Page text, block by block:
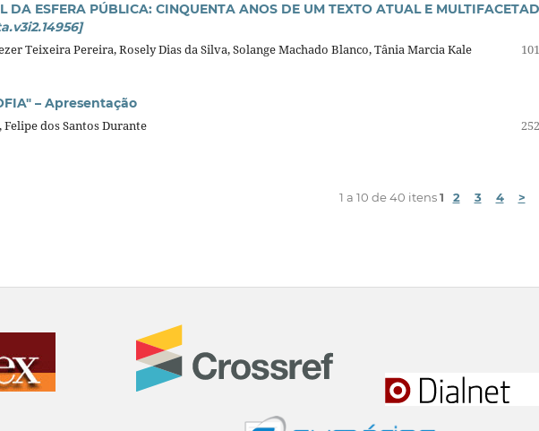
DA ESFERA PÚBLICA: CINQUENTA ANOS DE UM TEXTO ATUAL E
Teixeira Pereira, Rosely Dias da Silva, Solange Machado Blanco, Tânia Marcia Kale
– Apresentação
dos Santos Durante
1 a 10 de 40 itens1 2 3 4 >